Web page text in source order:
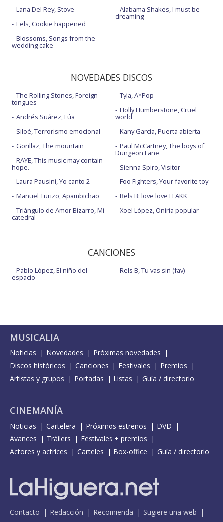
Lana Del Rey, Stove
Eels, Cookie happened
Blossoms, Songs from the
wedding cake
Alabama Shakes, I must be
dreaming
NOVEDADES DISCOS
The Rolling Stones, Foreign
tongues
Andrés Suárez, Lúa
Siloé, Terrorismo emocional
Gorillaz, The mountain
RAYE, This music may contain
hope.
Laura Pausini, Yo canto 2
Manuel Turizo, Apambichao
Triángulo de Amor Bizarro, Mi
catedral
Tyla, A*Pop
Holly Humberstone, Cruel
world
Kany García, Puerta abierta
Paul McCartney, The boys of
Dungeon Lane
Sienna Spiro, Visitor
Foo Fighters, Your favorite toy
Rels B: love love FLAKK
Xoel López, Oniria popular
CANCIONES
Pablo López, El niño del
espacio
Rels B, Tu vas sin (fav)
MUSICALIA
Noticias Novedades
Próximas novedades
Discos históricos
Canciones Festivales
Premios
Artistas y grupos
Portadas Listas Guía / directorio
CINEMANÍA
Noticias Cartelera Próximos estrenos
DVD
Avances
Tráilers
Festivales + premios
Actores y actrices
Carteles Box-office Guía / directorio
Contacto Redacción Recomienda
Sugiere una web